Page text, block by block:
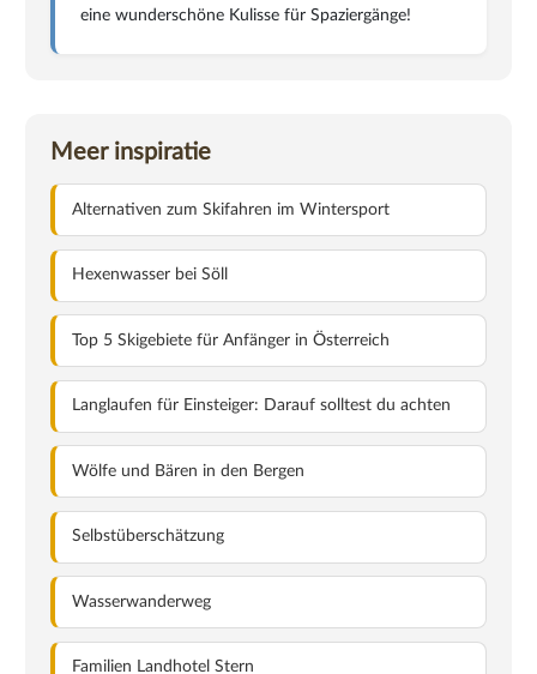
eine wunderschöne Kulisse für Spaziergänge!
Meer inspiratie
Alternativen zum Skifahren im Wintersport
Hexenwasser bei Söll
Top 5 Skigebiete für Anfänger in Österreich
Langlaufen für Einsteiger: Darauf solltest du achten
Wölfe und Bären in den Bergen
Selbstüberschätzung
Wasserwanderweg
Familien Landhotel Stern